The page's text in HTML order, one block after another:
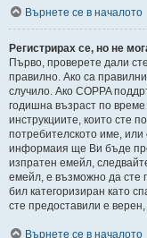
Върнете се в началото
Регистрирах се, но не
Първо, проверете дали
правилно. Ако са
случило. Ако COPPA
годишна възраст по
инструкциите, които сте
потребителското име,
информаия ще Ви бъде
изпратен емейл,
емейл, е възможно да сте
бил категоризиран като
сте предоставили е
Върнете се в началото